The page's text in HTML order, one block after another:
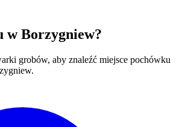
w Borzygniew?
grobów, aby znaleźć miejsce pochówku